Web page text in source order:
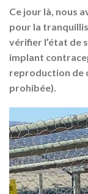
Ce jour là, nous
pour la
vérifier l’état de
implant
reproduction de
prohibée).